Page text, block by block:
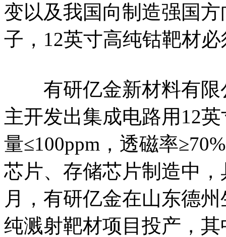
变以及我国向制造强国
子，12英寸高纯钴靶材
有研亿金新材料有限
主开发出集成电路用12
量≤100ppm，透磁率
芯片、存储芯片制造中
月，有研亿金在山东德
纯溅射靶材项目投产，